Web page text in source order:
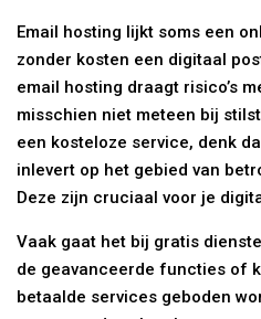
Email hosting lijkt soms een
zonder kosten een digitaal
email hosting draagt risico’s
misschien niet meteen bij
een kosteloze service, denk
inlevert op het gebied van
Deze zijn cruciaal voor je
Vaak gaat het bij gratis
de geavanceerde functies of
betaalde services geboden